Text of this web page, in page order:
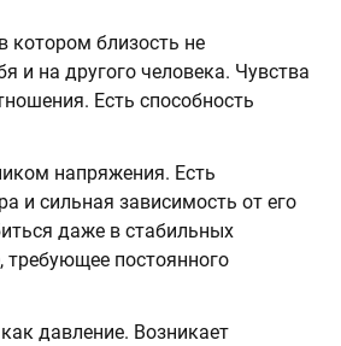
котором близость не
и на другого человека. Чувства
Есть способность
напряжения. Есть
и сильная зависимость от его
даже в стабильных
постоянного
давление. Возникает